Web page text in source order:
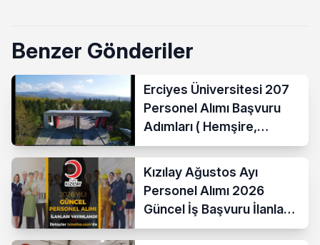
Benzer Gönderiler
Erciyes Üniversitesi 207
Personel Alımı Başvuru
Adımları ( Hemşire,
Temizlik Personeli )
Kızılay Ağustos Ayı
Personel Alımı 2026
Güncel İş Başvuru İlanları
Yayımladı!